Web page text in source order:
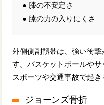
● 膝の不安定さ
● 膝の力の入りにくさ
外側側副靱帯は、強い衝
す。バスケットボールや
スポーツや交通事故で起き
ジョーンズ骨折